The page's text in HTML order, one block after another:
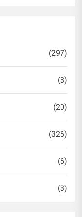
(297)
(8)
(20)
(326)
(6)
(3)